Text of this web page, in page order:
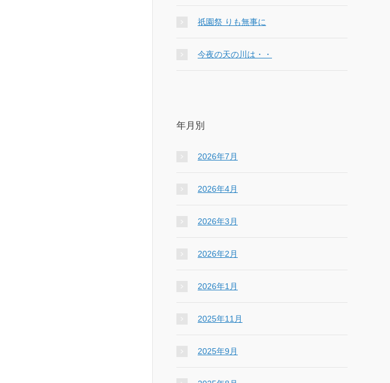
祇園祭 りも無事に
今夜の天の川は・・
年月別
2026年7月
2026年4月
2026年3月
2026年2月
2026年1月
2025年11月
2025年9月